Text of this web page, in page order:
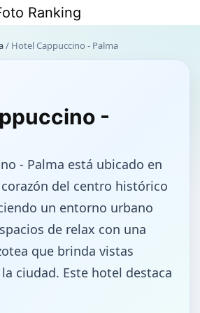
Ranking
/ Hotel Cappuccino - Palma
-
- Palma está ubicado en
del centro histórico
un entorno urbano
de relax con una
que brinda vistas
ciudad. Este hotel destaca
infinitas pequeñas y